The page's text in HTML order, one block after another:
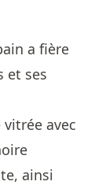
a fière
et ses
avec
ainsi